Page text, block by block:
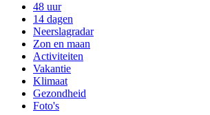
48 uur
14 dagen
Neerslagradar
Zon en maan
Activiteiten
Vakantie
Klimaat
Gezondheid
Foto's